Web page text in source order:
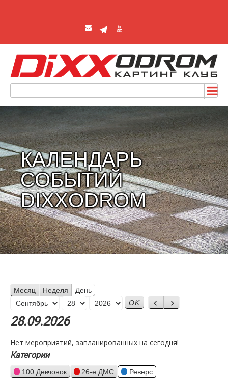
КАЛЕНДАРЬ
СОБЫТИЙ
DIXXODROM
Месяц Неделя День
Месяц
День
Год
Назад
Вперед
28.09.2026
Нет мероприятий, запланированных на сегодня!
Категории
100 Девчонок 26-е ДМС
Реверс